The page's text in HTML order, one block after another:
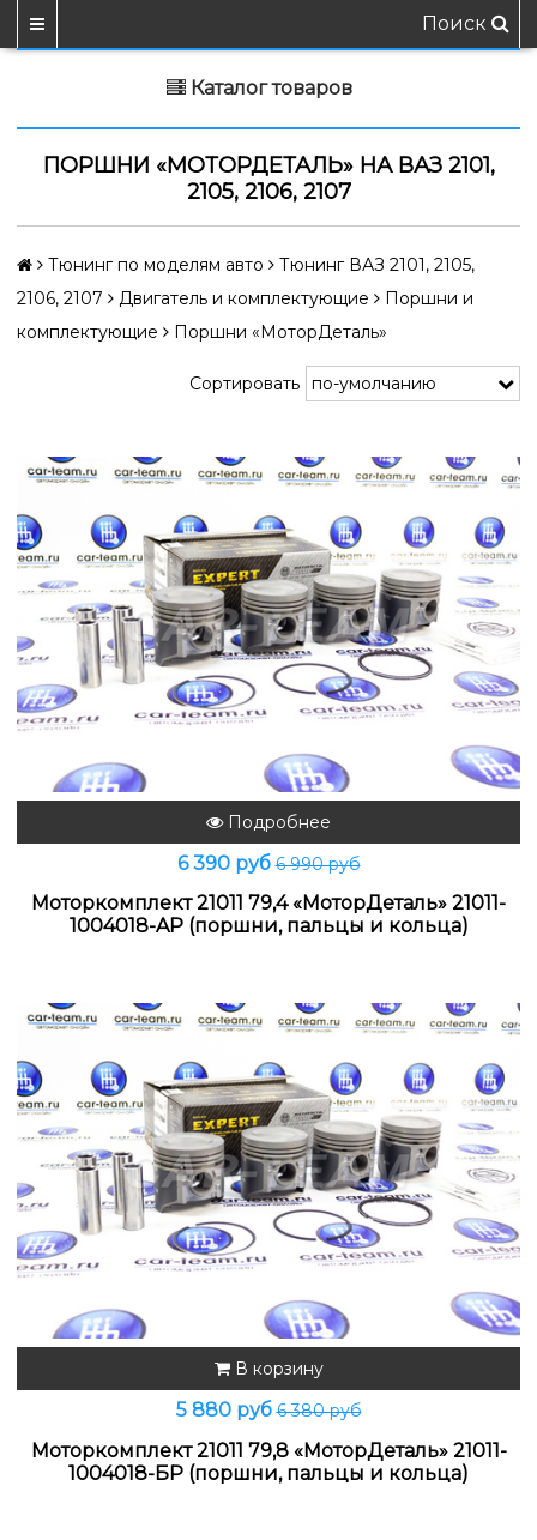
Поиск
Каталог товаров
ПОРШНИ «МОТОРДЕТАЛЬ» НА ВАЗ 2101,
2105, 2106, 2107
Тюнинг по моделям авто
Тюнинг ВАЗ 2101, 2105,
2106, 2107
Двигатель и комплектующие
Поршни и
комплектующие
Поршни «МоторДеталь»
Сортировать
Подробнее
6 390 руб6 990 руб
Моторкомплект 21011 79,4 «МоторДеталь» 21011-
1004018-AР (поршни, пальцы и кольца)
В корзину
5 880 руб6 380 руб
Моторкомплект 21011 79,8 «МоторДеталь» 21011-
1004018-БР (поршни, пальцы и кольца)